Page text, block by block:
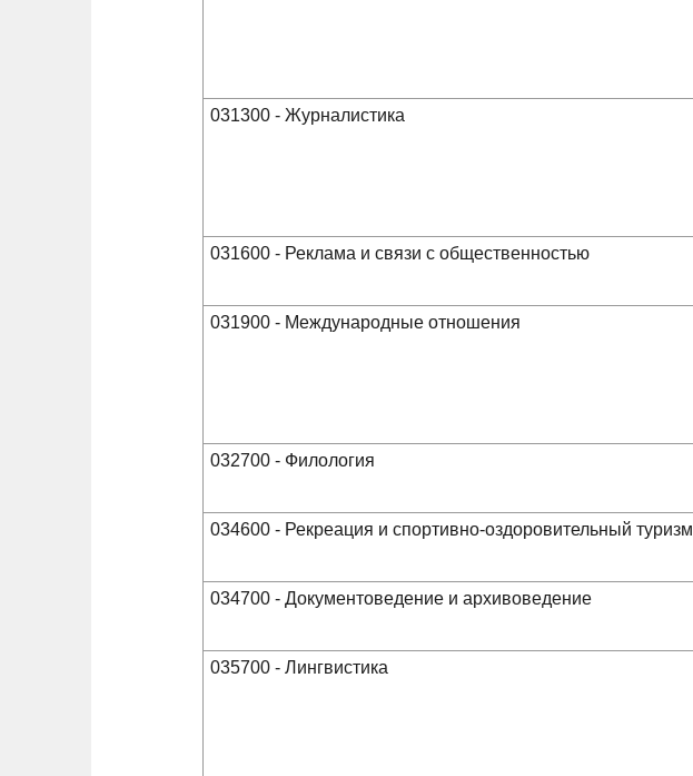
031300 - Журналистика
031600 - Реклама и связи с общественностью
031900 - Международные отношения
032700 - Филология
034600 - Рекреация и спортивно-оздоровительный туризм
034700 - Документоведение и архивоведение
035700 - Лингвистика